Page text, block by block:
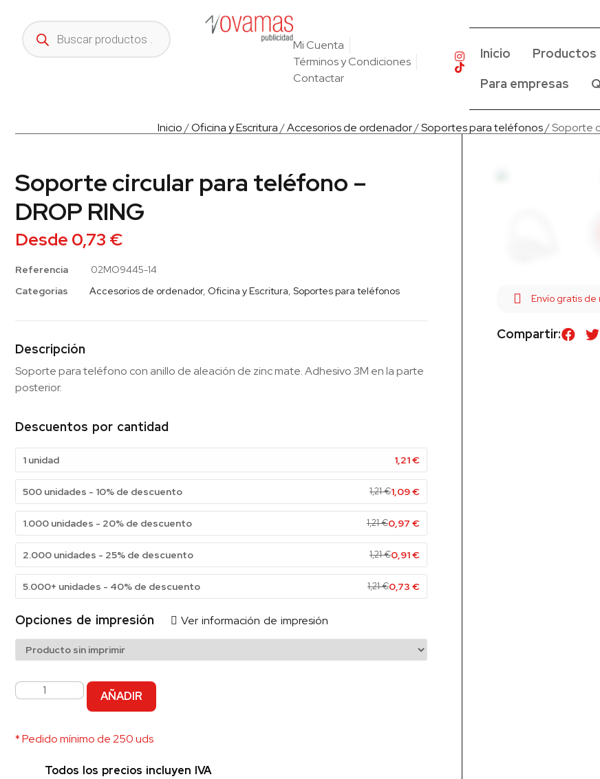
Mi Cuenta
Términos y Condiciones
Contactar
Inicio Productos
Para empresas
Inicio/Oficina y Escritura/Accesorios de ordenador/Soportes para teléfonos/ Soporte
Soporte circular para teléfono –
DROP RING
Desde 0,73 €
Referencia
02MO9445-14
Categorias
Accesorios de ordenador, Oficina y Escritura Soportes para teléfonos
Descripción
Soporte para teléfono con anillo de aleación de zinc mate. Adhesivo 3M en la parte
posterior.
Descuentos por cantidad
1 unidad 1,21€
500 unidades - 10% de descuento 1,21€1,09€
1.000 unidades - 20% de descuento 1,21€0,97 €
2.000 unidades - 25% de descuento 1,21€0,91€
5.000+ unidades - 40% de descuento 1,21€0,73 €
Opciones de impresión Ver información de impresión
AÑADIR
* Pedido mínimo de 250 uds
Todos los precios incluyen IVA
Envío gratis
Compartir: